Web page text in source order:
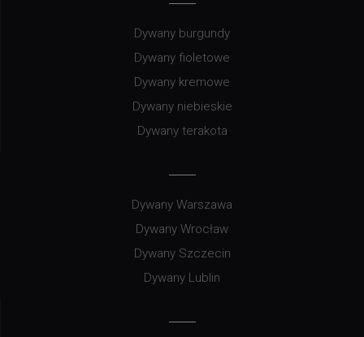
Dywany burgundy
Dywany fioletowe
Dywany kremowe
Dywany niebieskie
Dywany terakota
Dywany Warszawa
Dywany Wrocław
Dywany Szczecin
Dywany Lublin